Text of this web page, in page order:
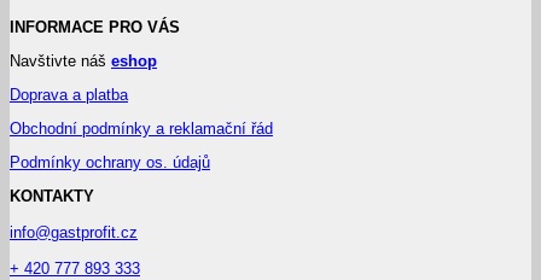
INFORMACE PRO VÁS
Navštivte náš eshop
Doprava a platba
Obchodní podmínky a reklamační řád
Podmínky ochrany os. údajů
KONTAKTY
info@gastprofit.cz
+ 420 777 893 333